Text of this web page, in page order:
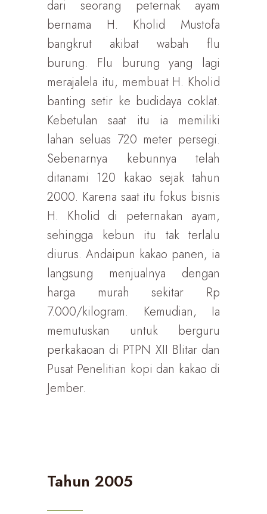
dari seorang peternak ayam
bernama H. Kholid Mustofa
bangkrut akibat wabah flu
burung. Flu burung yang lagi
merajalela itu, membuat H. Kholid
banting setir ke budidaya coklat.
Kebetulan saat itu ia memiliki
lahan seluas 720 meter persegi.
Sebenarnya kebunnya telah
ditanami 120 kakao sejak tahun
2000. Karena saat itu fokus bisnis
H. Kholid di peternakan ayam,
sehingga kebun itu tak terlalu
diurus. Andaipun kakao panen, ia
langsung menjualnya dengan
harga murah sekitar Rp
7.000/kilogram. Kemudian, Ia
memutuskan untuk berguru
perkakaoan di PTPN XII Blitar dan
Pusat Penelitian kopi dan kakao di
Jember.
Tahun 2005